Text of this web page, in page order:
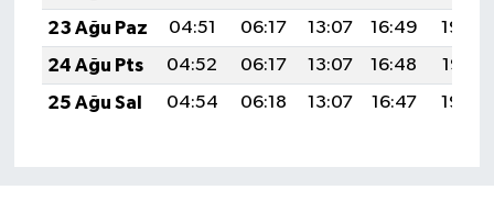
23 Ağu Paz
04:51 06:17 13:07 16:49
19:48
24 Ağu Pts
04:52 06:17 13:07 16:48
19:47
25 Ağu Sal
04:54 06:18 13:07 16:47 19:45